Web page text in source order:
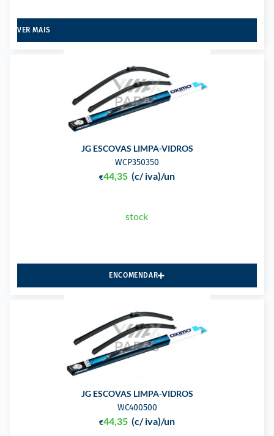
VER MAIS
JG ESCOVAS LIMPA-VIDROS
WCP350350
€44,35 (c/ iva)/un
stock
ENCOMENDAR
JG ESCOVAS LIMPA-VIDROS
WC400500
€44,35 (c/ iva)/un